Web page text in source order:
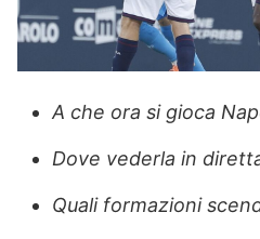
A che ora si gioca
Dove vederla in
Quali formazioni